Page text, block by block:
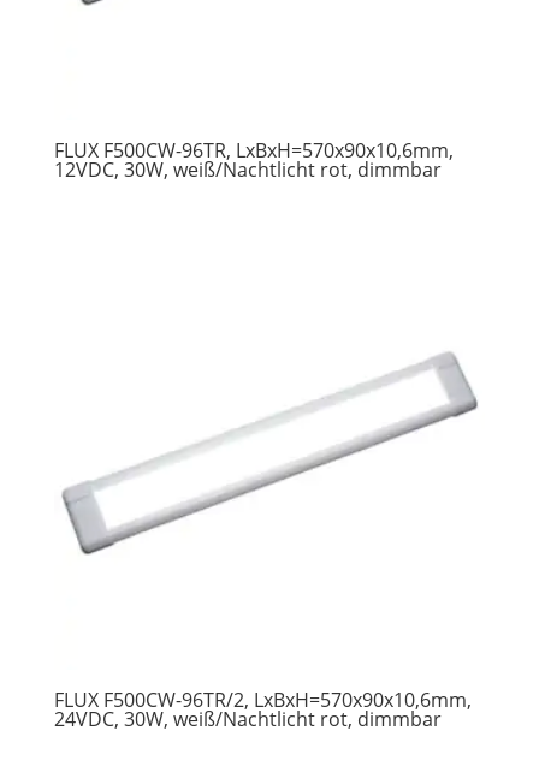
FLUX F500CW-96TR, LxBxH=570x90x10,6mm,
12VDC, 30W, weiß/Nachtlicht rot, dimmbar
FLUX F500CW-96TR/2, LxBxH=570x90x10,6mm,
24VDC, 30W, weiß/Nachtlicht rot, dimmbar